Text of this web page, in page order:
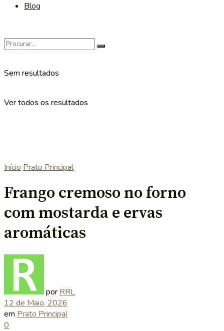
Blog
Sem resultados
Ver todos os resultados
Início Prato Principal
Frango cremoso no forno
com mostarda e ervas
aromáticas
por RRL
12 de Maio, 2026
em Prato Principal
0